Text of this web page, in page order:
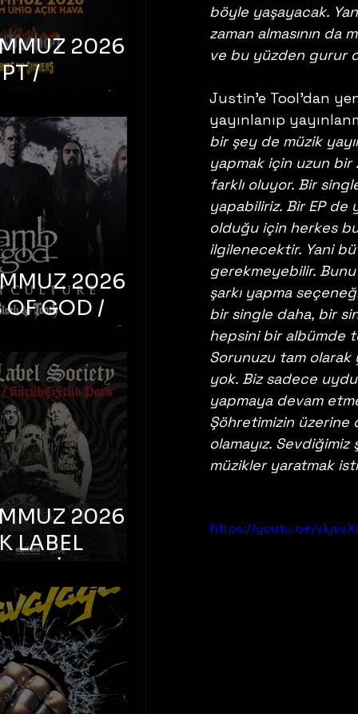
böyle yaşayacak.
zaman almasının
ve bu yüzden gurur
Justin'e Tool'dan
yayınlanıp
bir şey de müzik
yapmak için uzun bir
farklı oluyor. Bir
yapabiliriz. Bir EP de
olduğu için herkes
ilgilenecektir. Yani
gerekmeyebilir.
şarkı yapma
bir single daha, bir
hepsini bir albümde
Sorunuzu tam olarak
yok. Biz sadece
yapmaya devam
Şöhretimizin
olamayız.
müzikler yaratmak
https://youtu.be/
2026 –
/
/
‘N’
– İstanbul,
Uniq
2026 –
OF GOD /
CULTURE /
TOOTH –
Bonus
2026 –
LABEL
– İstanbul,
Park